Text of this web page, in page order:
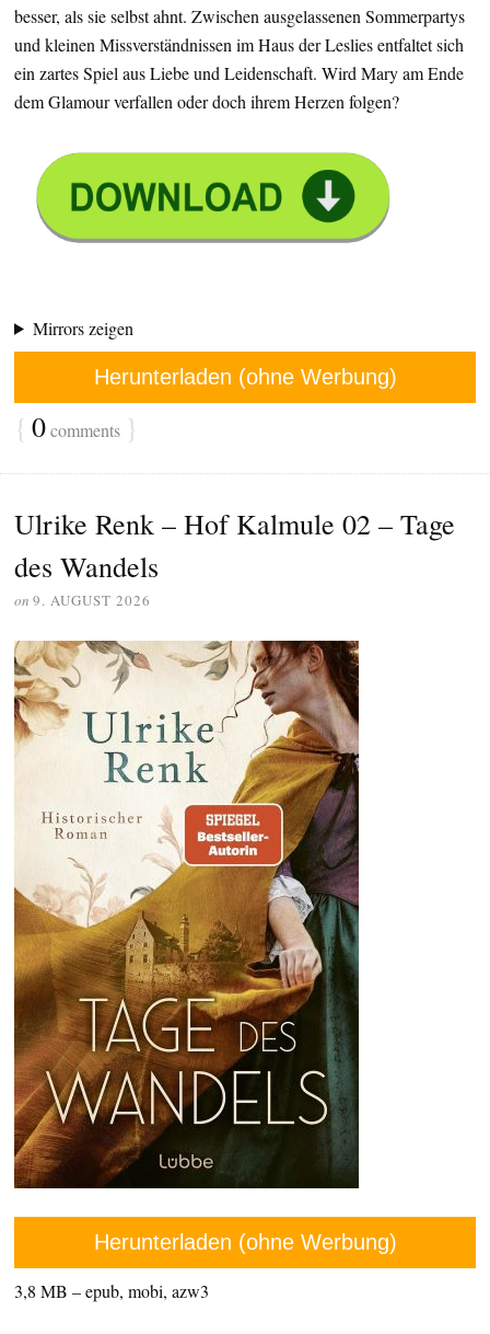
besser, als sie selbst ahnt. Zwischen ausgelassenen Sommerpartys
und kleinen Missverständnissen im Haus der Leslies entfaltet sich
ein zartes Spiel aus Liebe und Leidenschaft. Wird Mary am Ende
dem Glamour verfallen oder doch ihrem Herzen folgen?
Mirrors zeigen
Herunterladen (ohne Werbung)
{ 0comments }
Ulrike Renk – Hof Kalmule 02 – Tage
des Wandels
on 9. AUGUST 2026
Herunterladen (ohne Werbung)
3,8 MB – epub, mobi, azw3